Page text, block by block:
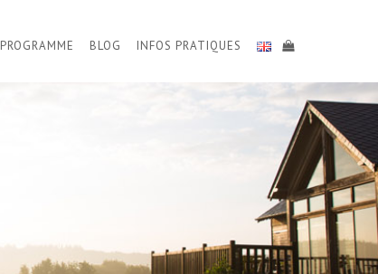
PROGRAMME BLOG INFOS PRATIQUES